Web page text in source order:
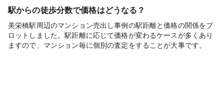
駅からの徒歩分数で価格はどうなる？
美栄橋駅周辺のマンション売出し事例の駅距離と価格の関係をプ
ロットしました。駅距離に応じて価格が変わるケースが多くあり
ますので、マンション毎に個別の査定をすることが大事です。